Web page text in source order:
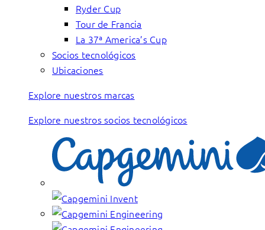
Ryder Cup
Tour de Francia
La 37ª America’s Cup
Socios tecnológicos
Ubicaciones
Explore nuestros marcas
Explore nuestros socios tecnológicos